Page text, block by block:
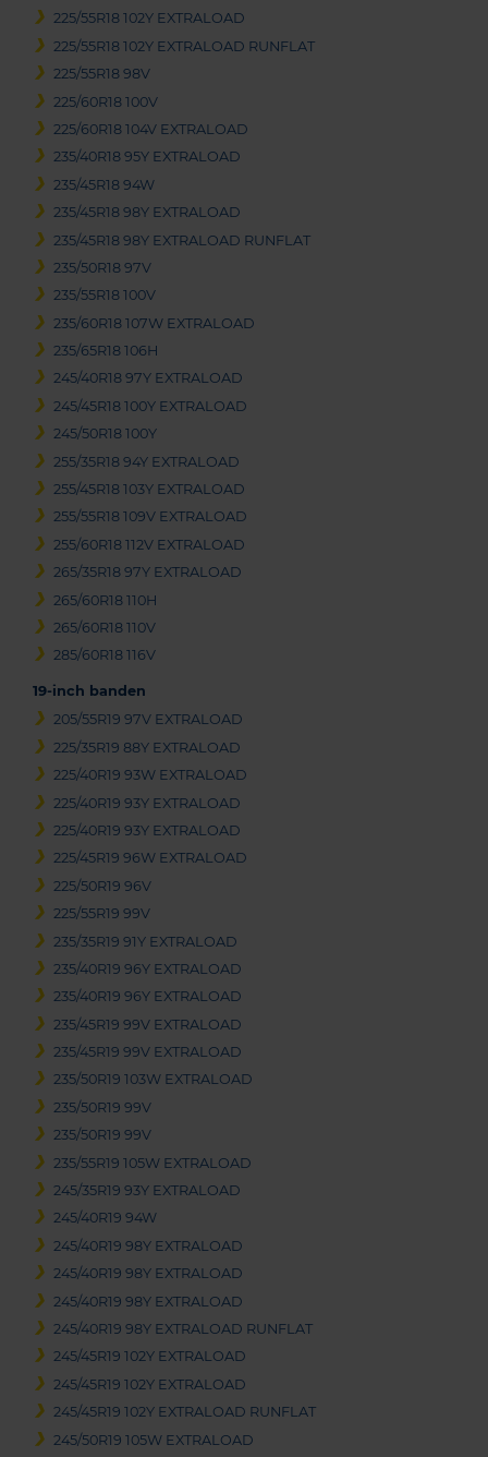
225/55R18 102Y EXTRALOAD
225/55R18 102Y EXTRALOAD RUNFLAT
225/55R18 98V
225/60R18 100V
225/60R18 104V EXTRALOAD
235/40R18 95Y EXTRALOAD
235/45R18 94W
235/45R18 98Y EXTRALOAD
235/45R18 98Y EXTRALOAD RUNFLAT
235/50R18 97V
235/55R18 100V
235/60R18 107W EXTRALOAD
235/65R18 106H
245/40R18 97Y EXTRALOAD
245/45R18 100Y EXTRALOAD
245/50R18 100Y
255/35R18 94Y EXTRALOAD
255/45R18 103Y EXTRALOAD
255/55R18 109V EXTRALOAD
255/60R18 112V EXTRALOAD
265/35R18 97Y EXTRALOAD
265/60R18 110H
265/60R18 110V
285/60R18 116V
19-inch banden
205/55R19 97V EXTRALOAD
225/35R19 88Y EXTRALOAD
225/40R19 93W EXTRALOAD
225/40R19 93Y EXTRALOAD
225/40R19 93Y EXTRALOAD
225/45R19 96W EXTRALOAD
225/50R19 96V
225/55R19 99V
235/35R19 91Y EXTRALOAD
235/40R19 96Y EXTRALOAD
235/40R19 96Y EXTRALOAD
235/45R19 99V EXTRALOAD
235/45R19 99V EXTRALOAD
235/50R19 103W EXTRALOAD
235/50R19 99V
235/50R19 99V
235/55R19 105W EXTRALOAD
245/35R19 93Y EXTRALOAD
245/40R19 94W
245/40R19 98Y EXTRALOAD
245/40R19 98Y EXTRALOAD
245/40R19 98Y EXTRALOAD
245/40R19 98Y EXTRALOAD RUNFLAT
245/45R19 102Y EXTRALOAD
245/45R19 102Y EXTRALOAD
245/45R19 102Y EXTRALOAD RUNFLAT
245/50R19 105W EXTRALOAD